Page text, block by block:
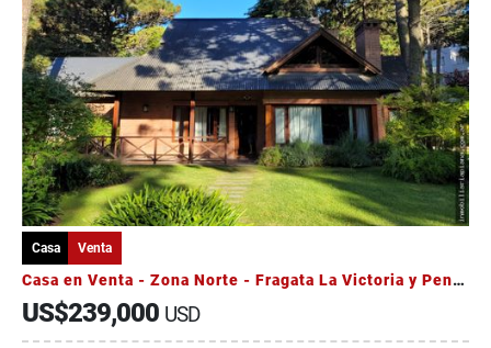
Casa Venta
Casa en Venta - Zona Norte - Fragata La Victoria y Penelope Sur
US$239,000 USD